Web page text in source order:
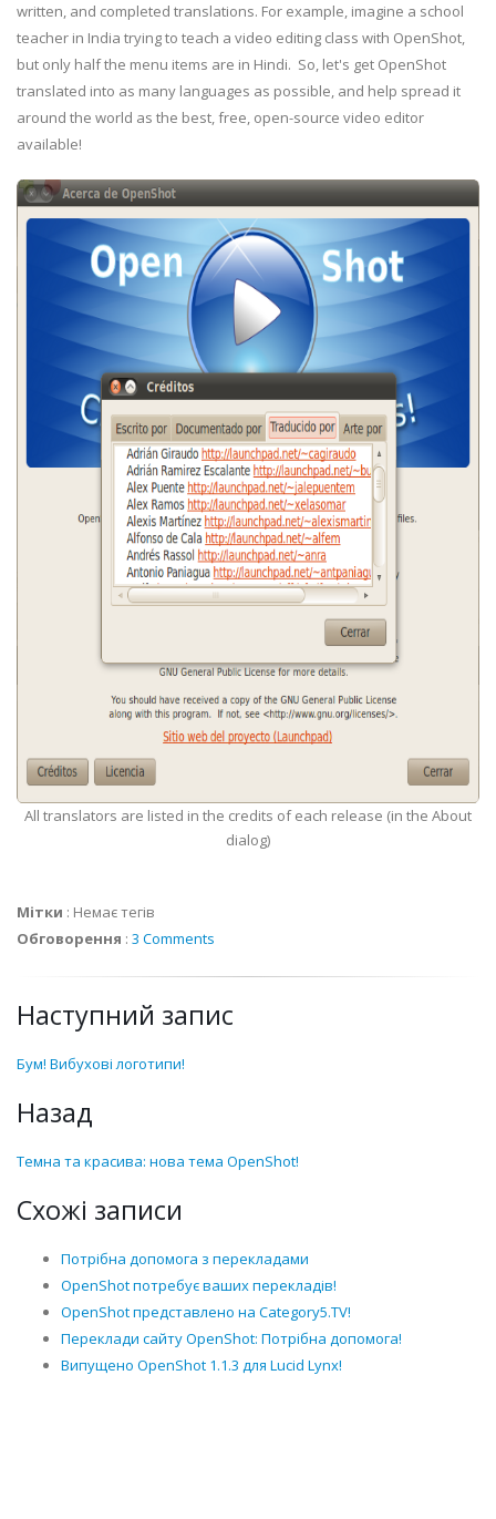
written, and completed translations. For example, imagine a school
teacher in India trying to teach a video editing class with OpenShot,
but only half the menu items are in Hindi. So, let's get OpenShot
translated into as many languages as possible, and help spread it
around the world as the best, free, open-source video editor
available!
All translators are listed in the credits of each release (in the About
dialog)
Мітки : Немає тегів
Обговорення : 3 Comments
Наступний запис
Бум! Вибухові логотипи!
Назад
Темна та красива: нова тема OpenShot!
Схожі записи
Потрібна допомога з перекладами
OpenShot потребує ваших перекладів!
OpenShot представлено на Category5.TV!
Переклади сайту OpenShot: Потрібна допомога!
Випущено OpenShot 1.1.3 для Lucid Lynx!